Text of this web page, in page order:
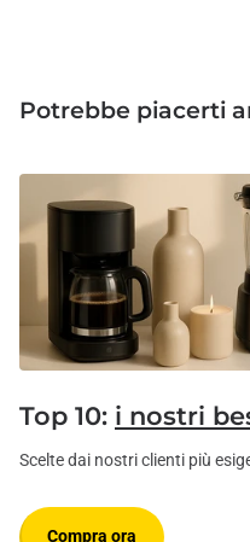
Potrebbe piacerti
Top 10: i nostri
Scelte dai nostri clienti più
Compra ora